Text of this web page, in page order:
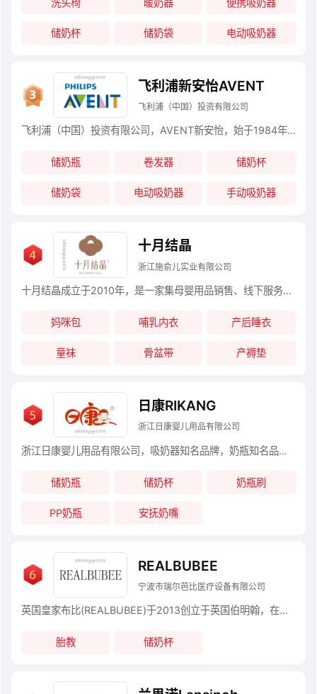
储奶杯 储奶袋 电动吸奶器
飞利浦新安怡AVENT
飞利浦（中国）投资有限公司
飞利浦（中国）投资有限公司，AVENT新安怡，始于1984年英国，2006年并入飞利浦家庭小电器部，世界著名的母婴护理品牌，世界500强，专注于医疗保健、优质生活和照明领域的世界大型电子公司。 新安怡（AVENT），来自英国的著名品牌，于1984年在英国诞生，经过30年的不断创新，已成长为母婴用品世界的第一品牌。
储奶瓶 卷发器 储奶杯
储奶袋 电动吸奶器 手动吸奶器
十月结晶
浙江施俞儿实业有限公司
十月结晶成立于2010年，是一家集母婴用品销售、线下服务为一体的综合型孕婴护理品牌，核心品类覆盖待产用品、产后护理用品、婴童洗护用品、初生婴儿用品等全系母婴产品。
妈咪包 哺乳内衣 产后睡衣
童袜 骨盆带 产褥垫
日康RIKANG
浙江日康婴儿用品有限公司
浙江日康婴儿用品有限公司，吸奶器知名品牌，奶瓶知名品牌，母婴用品行业极具影响力的知名品牌之一，专业从事婴儿用品开发、设计、生产、技术处于国内领先水平的企业。日康的每一款产品，自立项研发初始到进入消费者生活，始终遵循“安全、易用、时尚”的品牌理念，充分研究和分析顾客需求，在产品设计制造的各个环节精益求精，确保产品原材料的安全性、使用的便利性以及外观的时尚感，将爱心渗透产品、用产品传递爱心，日康希望带给每一个家庭无限的关爱与感动
储奶瓶 储奶杯 奶瓶刷
PP奶瓶 安抚奶嘴
REALBUBEE
宁波市瑞尔芭比医疗设备有限公司
英国皇家布比(REALBUBEE)于2013创立于英国伯明翰，在母婴家电行业中属于新兴起的佼佼者，一开始创立该品牌，从工作室发展开始到成立公司，并在浙江慈溪设立生产子公司“慈溪市瑞尔芭比医疗设备有限公司”。拥有了自己的一套完整体系，从产品的研发到生产销售实行一条龙垂直管理
胎教 储奶杯